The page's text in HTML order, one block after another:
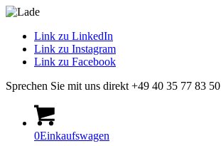
Link zu LinkedIn
Link zu Instagram
Link zu Facebook
Sprechen Sie mit uns direkt +49 40 35 77 83 50
0Einkaufswagen